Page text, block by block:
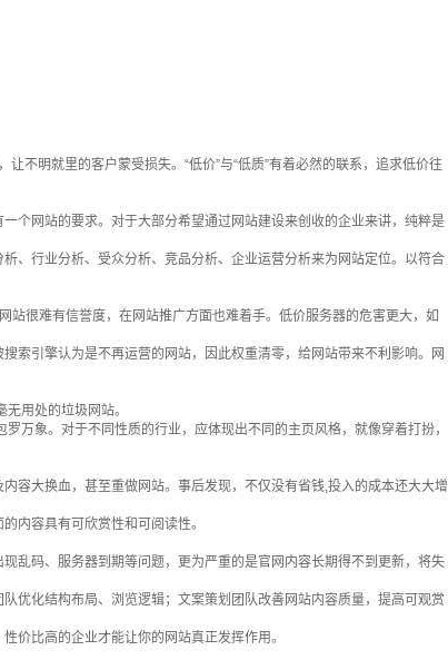
让不明就里的客户 蒙受损失。“低价”与“低质”有着必然的联系，追求低价往
个网站的要求。对于大部分希望通过网站建设来创收的企业来讲，纯粹是
、行业分析、受众分析、竞品分析、企业运营分析来为网站定位。以符合
很难有信誉度，在网站推广方面也难着手。低价服务器的危害更大，如
索引擎认为是不再运营的网站，因此权重清零，给网站带来不利影响。网
用处的垃圾网站。
万象。对于不同性质的行业，应体现出不同的主页风格，就像穿着打扮，
容大换血，甚至重做网站。事后发现，不仅没有省钱,投入的成本还大大增
内容具有可欣赏性和可阅读性。
乱码、服务器到期等问题，更为严重的是官网内容长期得不到更新，将失
优化结构布局、浏览逻辑；文案策划团队改善网站内容质量，提高可观赏
价比高的企业才能让你的网站真正发挥作用。